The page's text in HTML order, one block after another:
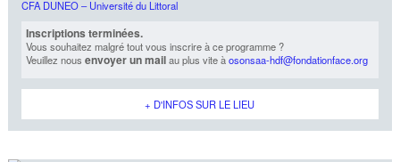
CFA DUNEO – Université du Littoral
Inscriptions terminées.
Vous souhaitez malgré tout vous inscrire à ce programme ?
Veuillez nous envoyer un mailau plus vite àosonsaa-hdf@fondationface.org
+ D'INFOS SUR LE LIEU